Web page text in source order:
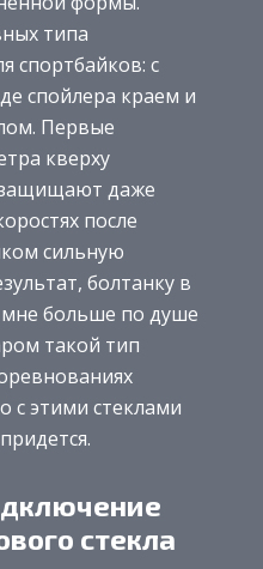
типа
спортбайков: с
спойлера краем и
Первые
кверху
даже
после
сильную
болтанку в
больше по душе
такой тип
с этими стеклами
стекла